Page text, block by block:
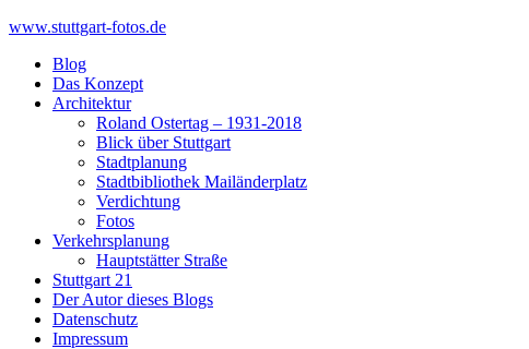
Skip
content
www.stuttgart-fotos.de
Blog
Das Konzept
Architektur
Roland Ostertag – 1931-2018
Blick über Stuttgart
Stadtplanung
Stadtbibliothek Mailänderplatz
Verdichtung
Fotos
Verkehrsplanung
Hauptstätter Straße
Stuttgart 21
Der Autor dieses Blogs
Datenschutz
Impressum